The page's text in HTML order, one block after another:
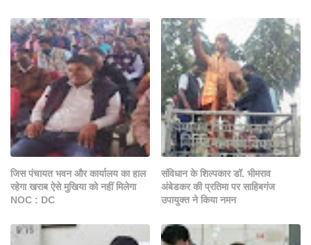
जिस पंचायत भवन और कार्यालय का हाल
रहेगा खराब ऐसे मुखिया को नहीं मिलेगा
NOC : DC
संविधान के शिल्पकार डॉ. भीमराव
अंबेडकर की प्रतिमा पर साहिबगंज
उपायुक्त ने किया नमन